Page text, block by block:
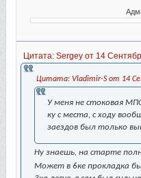
Цитата: Sergey от 14
Цитата: Vladimir-S от 14
У меня не стоковая
ку с места, с ходу
заездов был только
Ну знаешь, на старте
Может в 6ке прокладка